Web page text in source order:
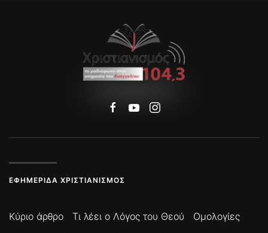
ΕΦΗΜΕΡΊΔΑ ΧΡΙΣΤΙΑΝΙΣΜΌΣ
Κύριο άρθρο Τι λέει ο Λόγος του Θεού
Ομολογίες